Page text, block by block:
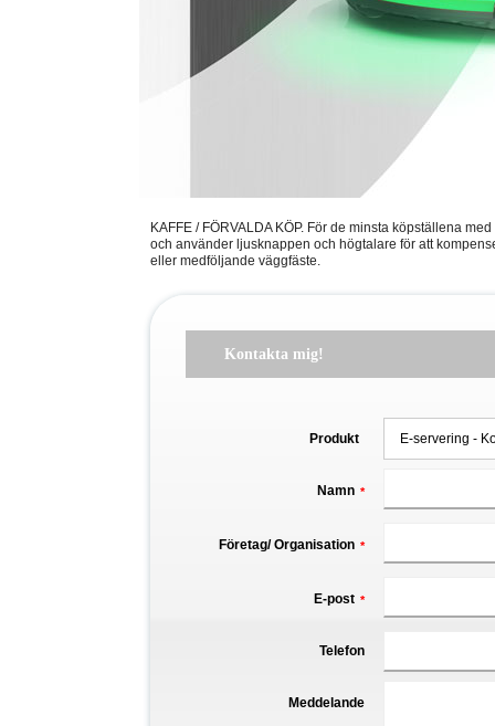
KAFFE / FÖRVALDA KÖP. För de minsta köpställena
och använder ljusknappen och högtalare för att
eller medföljande väggfäste.
Kontakta mig!
Produkt
Namn *
Företag/ Organisation *
E-post *
Telefon
Meddelande